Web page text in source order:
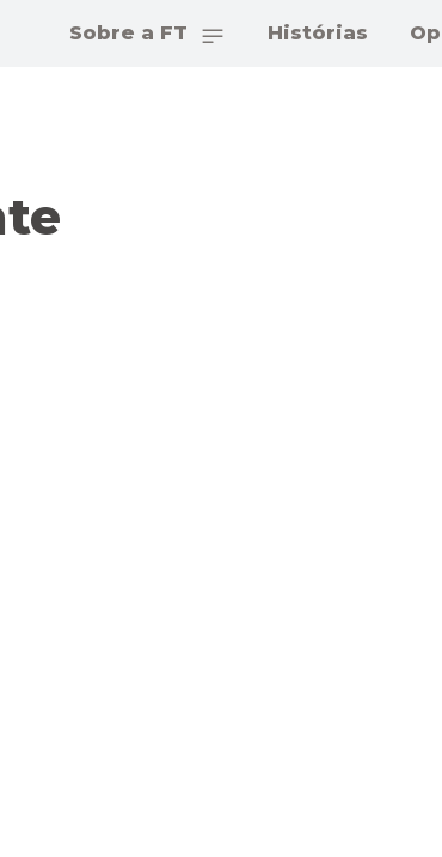
Sobre a FT Histórias